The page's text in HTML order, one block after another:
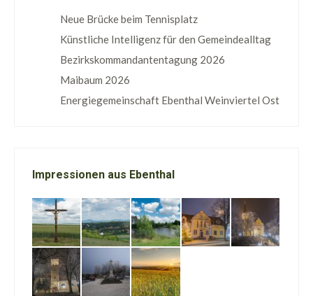
Neue Brücke beim Tennisplatz
Künstliche Intelligenz für den Gemeindealltag
Bezirkskommandantentagung 2026
Maibaum 2026
Energiegemeinschaft Ebenthal Weinviertel Ost
Impressionen aus Ebenthal